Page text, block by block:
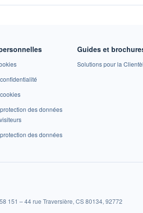
des données
des données
Guides et
Solutions pour la
151 – 44 rue Traversière, CS 80134, 92772